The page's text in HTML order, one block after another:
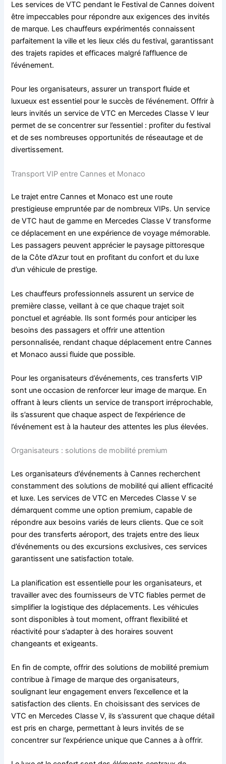
Les services de VTC pendant le Festival de Cannes doivent
être impeccables pour répondre aux exigences des invités
de marque. Les chauffeurs expérimentés connaissent
parfaitement la ville et les lieux clés du festival, garantissant
des trajets rapides et efficaces malgré l’affluence de
l’événement.
Pour les organisateurs, assurer un transport fluide et
luxueux est essentiel pour le succès de l’événement. Offrir à
leurs invités un service de VTC en Mercedes Classe V leur
permet de se concentrer sur l’essentiel : profiter du festival
et de ses nombreuses opportunités de réseautage et de
divertissement.
Transport VIP entre Cannes et Monaco
Le trajet entre Cannes et Monaco est une route
prestigieuse empruntée par de nombreux VIPs. Un service
de VTC haut de gamme en Mercedes Classe V transforme
ce déplacement en une expérience de voyage mémorable.
Les passagers peuvent apprécier le paysage pittoresque
de la Côte d’Azur tout en profitant du confort et du luxe
d’un véhicule de prestige.
Les chauffeurs professionnels assurent un service de
première classe, veillant à ce que chaque trajet soit
ponctuel et agréable. Ils sont formés pour anticiper les
besoins des passagers et offrir une attention
personnalisée, rendant chaque déplacement entre Cannes
et Monaco aussi fluide que possible.
Pour les organisateurs d’événements, ces transferts VIP
sont une occasion de renforcer leur image de marque. En
offrant à leurs clients un service de transport irréprochable,
ils s’assurent que chaque aspect de l’expérience de
l’événement est à la hauteur des attentes les plus élevées.
Organisateurs : solutions de mobilité premium
Les organisateurs d’événements à Cannes recherchent
constamment des solutions de mobilité qui allient efficacité
et luxe. Les services de VTC en Mercedes Classe V se
démarquent comme une option premium, capable de
répondre aux besoins variés de leurs clients. Que ce soit
pour des transferts aéroport, des trajets entre des lieux
d’événements ou des excursions exclusives, ces services
garantissent une satisfaction totale.
La planification est essentielle pour les organisateurs, et
travailler avec des fournisseurs de VTC fiables permet de
simplifier la logistique des déplacements. Les véhicules
sont disponibles à tout moment, offrant flexibilité et
réactivité pour s’adapter à des horaires souvent
changeants et exigeants.
En fin de compte, offrir des solutions de mobilité premium
contribue à l’image de marque des organisateurs,
soulignant leur engagement envers l’excellence et la
satisfaction des clients. En choisissant des services de
VTC en Mercedes Classe V, ils s’assurent que chaque détail
est pris en charge, permettant à leurs invités de se
concentrer sur l’expérience unique que Cannes a à offrir.